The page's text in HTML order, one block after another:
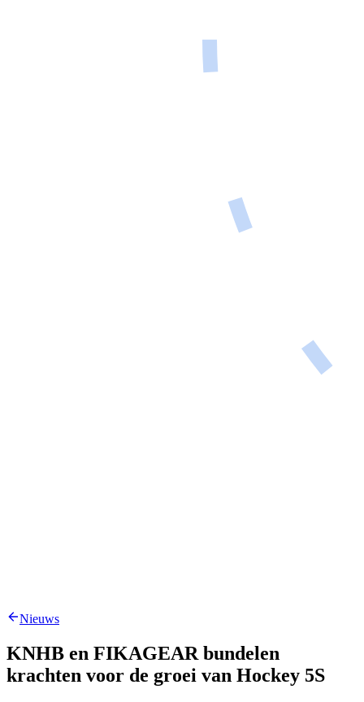
Nieuws
KNHB en FIKAGEAR bundelen
krachten voor de groei van Hockey 5S